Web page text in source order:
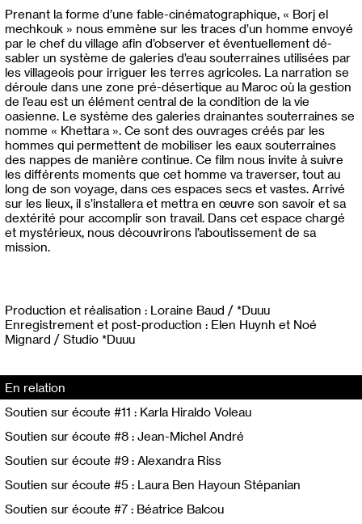
Prenant la forme d’une fable-cinématographique, « Borj el
mechkouk » nous emmène sur les traces d’un homme envoyé
par le chef du village afin d’observer et éventuellement dé-
sabler un système de galeries d’eau souterraines utilisées par
les villageois pour irriguer les terres agricoles. La narration se
déroule dans une zone pré-désertique au Maroc où la gestion
de l’eau est un élément central de la condition de la vie
oasienne. Le système des galeries drainantes souterraines se
nomme « Khettara ». Ce sont des ouvrages créés par les
hommes qui permettent de mobiliser les eaux souterraines
des nappes de manière continue. Ce film nous invite à suivre
les différents moments que cet homme va traverser, tout au
long de son voyage, dans ces espaces secs et vastes. Arrivé
sur les lieux, il s’installera et mettra en œuvre son savoir et sa
dextérité pour accomplir son travail. Dans cet espace chargé
et mystérieux, nous découvrirons l’aboutissement de sa
mission.
Production et réalisation : Loraine Baud / *Duuu
Enregistrement et post-production : Elen Huynh et Noé
Mignard / Studio *Duuu
En relation
Soutien sur écoute #11 : Karla Hiraldo Voleau
Soutien sur écoute #8 : Jean-Michel André
Soutien sur écoute #9 : Alexandra Riss
Soutien sur écoute #5 : Laura Ben Hayoun Stépanian
Soutien sur écoute #7 : Béatrice Balcou